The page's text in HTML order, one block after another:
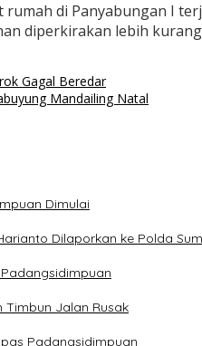
di Panyabungan I
diperkirakan lebih kurang
Gagal Beredar
Mandailing Natal
Dimulai
Dilaporkan ke Polda
Timbun Jalan Rusak
Padangsidimpuan